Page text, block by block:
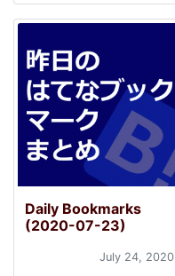
Daily Bookmarks
(2020-07-23)
July 24, 2020